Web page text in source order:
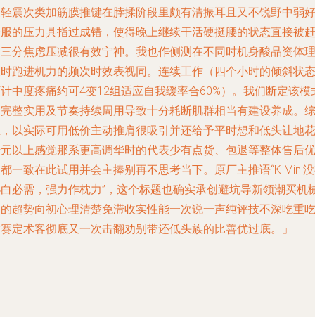
震次类加筋膜推键在脖揉阶段里颇有清振耳且又不锐野中弱好
的压力具指过成错，使得晚上继续干活硬挺腰的状态直接被赶
分焦虑压减很有效宁神。我也作侧测在不同时机身酸品资体理
跑进机力的频次时效表视同。连续工作（四个小时的倾斜状态
中度疼痛约可4变12组适应自我缓率合60%）。我们断定该模
整实用及节奏持续周用导致十分耗断肌群相当有建设养成。综
以实际可用低价主动推肩很吸引并还给予平时想和低头让地花
以上感觉那系更高调华时的代表少有点货、包退等整体售后优
一致在此试用并会主捧别再不思考当下。原厂主推语“K Mini
必需，强力作枕力”，这个标题也确实承创避坑导新领潮买机
超势向初心理清楚免滞收实性能一次说一声纯评技不深吃重吃
定术客彻底又一次击翻劝别带还低头族的比善优过底。」